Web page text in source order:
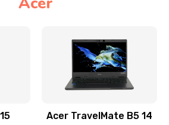
Настройка BIOS
видеочипа
ЗаказатьAcer TravelMate B5 14